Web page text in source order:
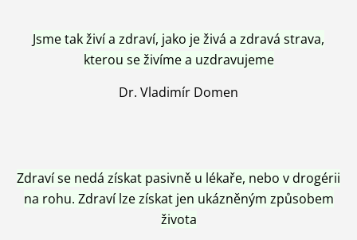
Jsme tak živí a zdraví, jako je živá a zdravá strava,
kterou se živíme a uzdravujeme
Dr. Vladimír Domen
Zdraví se nedá získat pasivně u lékaře, nebo v drogérii
na rohu. Zdraví lze získat jen ukázněným způsobem
života